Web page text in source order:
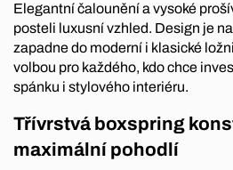
Elegantní čalounění a vysoké
posteli luxusní vzhled. Design je
zapadne do moderní i klasické
volbou pro každého, kdo chce
spánku i stylového interiéru.
Třívrstvá boxspring
maximální pohodlí